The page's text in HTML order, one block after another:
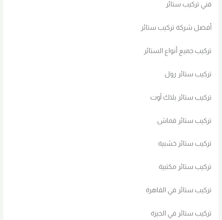
فني تركيب ستائر
أفضل شركة تركيب ستائر
تركيب جميع أنواع الستائر
تركيب ستائر رول
تركيب ستائر بلاك آوت
تركيب ستائر قماش
تركيب ستائر خشبية
تركيب ستائر مكتبية
تركيب ستائر في القاهرة
تركيب ستائر في الجيزة